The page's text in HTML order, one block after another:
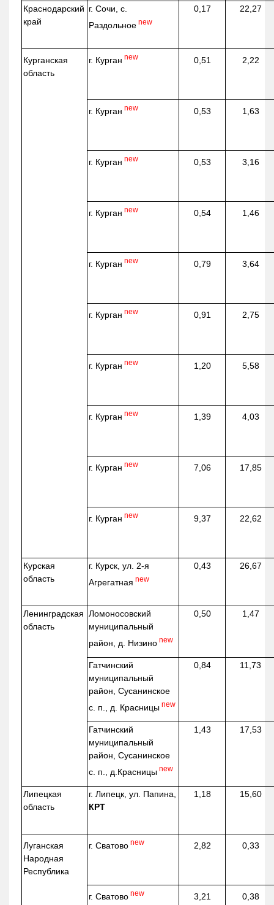
Краснодарский
край
г. Сочи, с.
Раздольное new
0,17 22,27
Курганская
область
г. Курган new 0,51 2,22
г. Курган new 0,53 1,63
г. Курган new 0,53 3,16
г. Курган new 0,54 1,46
г. Курган new 0,79 3,64
г. Курган new 0,91 2,75
г. Курган new 1,20 5,58
г. Курган new 1,39 4,03
г. Курган new 7,06 17,85
г. Курган new 9,37 22,62
Курская
область
г. Курск, ул. 2-я
Агрегатная new
0,43 26,67
Ленинградская
область
Ломоносовский
муниципальный
район, д. Низино new
0,50 1,47
Гатчинский
муниципальный
район, Сусанинское
с. п., д. Красницы new
0,84 11,73
Гатчинский
муниципальный
район, Сусанинское
с. п., д.Красницы new
1,43 17,53
Липецкая
область
г. Липецк, ул. Папина,
КРТ
1,18 15,60
Луганская
Народная
Республика
г. Сватово new 2,82 0,33
г. Сватово new 3,21 0,38